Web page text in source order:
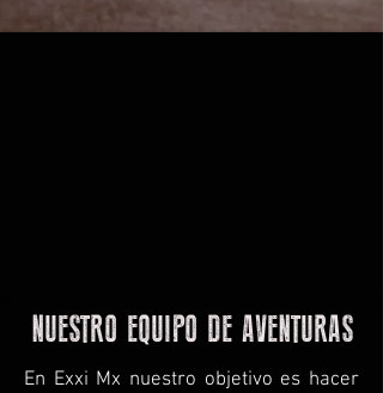
NUESTRO EQUIPO DE AVENTURAS
En Exxi Mx nuestro objetivo es hacer